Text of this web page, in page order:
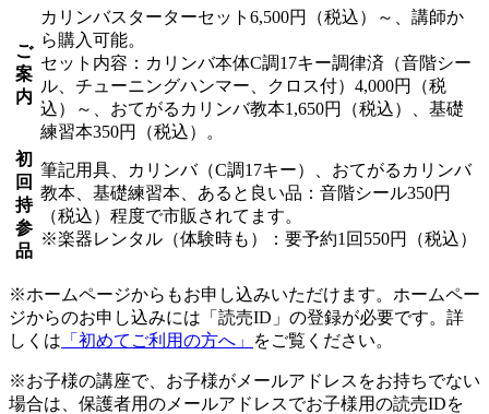
ご
案
内
カリンバスターターセット6,500円（税込）～、講師か
ら購入可能。
セット内容：カリンバ本体C調17キー調律済（音階シー
ル、チューニングハンマー、クロス付）4,000円（税
込）～、おてがるカリンバ教本1,650円（税込）、基礎
練習本350円（税込）。
初
回
持
参
品
筆記用具、カリンバ（C調17キー）、おてがるカリンバ
教本、基礎練習本、あると良い品：音階シール350円
（税込）程度で市販されてます。
※楽器レンタル（体験時も）：要予約1回550円（税込）
※ホームページからもお申し込みいただけます。ホームペー
ジからのお申し込みには「読売ID」の登録が必要です。詳
しくは 「初めてご利用の方へ」 をご覧ください。
※お子様の講座で、お子様がメールアドレスをお持ちでない
場合は、保護者用のメールアドレスでお子様用の読売IDを